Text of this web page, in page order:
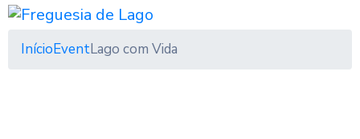
InícioEventLago com Vida